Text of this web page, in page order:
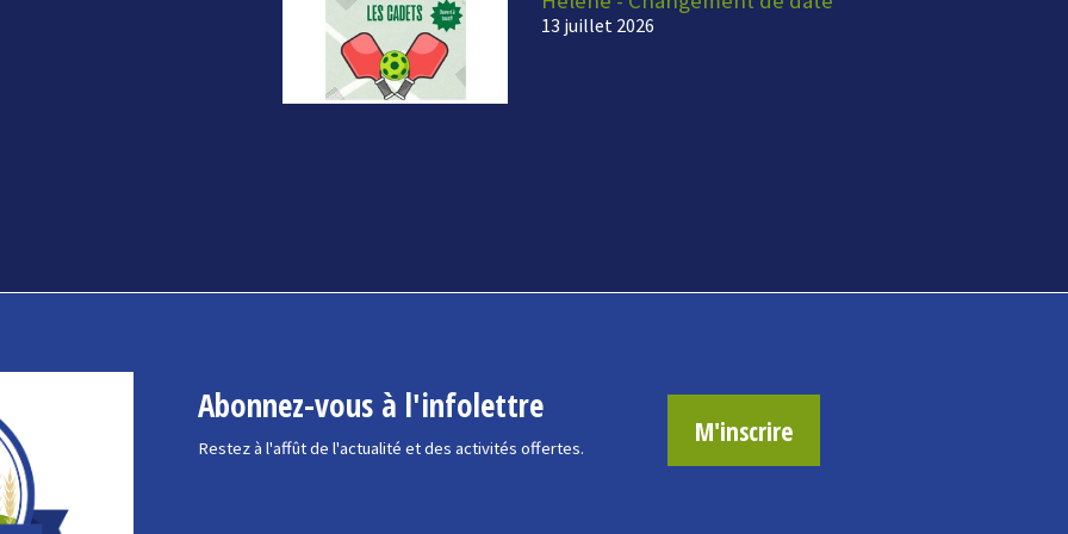
13 juillet 2026
Abonnez-vous à l'infolettre
Restez à l'affût de l'actualité et des activités offertes.
M'inscrire